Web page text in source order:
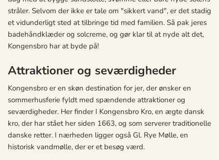
stråler. Selvom der ikke er tale om "sikkert vand", er det stadig
et vidunderligt sted at tilbringe tid med familien. Så pak jeres
badehåndklæder og solcreme, og gør klar til at nyde alt det,
Kongensbro har at byde på!
Attraktioner og seværdigheder
Kongensbro er en skøn destination for jer, der ønsker en
sommerhusferie fyldt med spændende attraktioner og
seværdigheder. Her finder I Kongensbro Kro, en ægte dansk
kro, der har stået her siden 1663, og som serverer traditionelle
danske retter. I nærheden ligger også Gl. Rye Mølle, en
historisk vandmølle, der er et besøg værd.